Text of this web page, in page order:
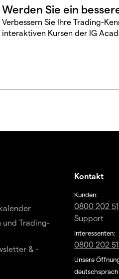
Verbessern Sie Ihre Trading-
interaktiven Kursen der IG
und Trading-
& -
Kontakt
Kunden:
0800 202
Support
Interessenten:
0800 202
Unsere